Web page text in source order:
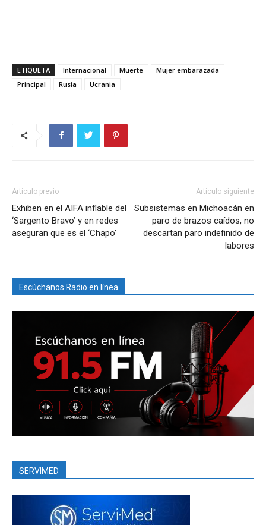
ETIQUETA Internacional Muerte
Mujer embarazada
Principal
Rusia Ucrania
Artículo previo
Exhiben en el AIFA inflable del
‘Sargento Bravo’ y en redes
aseguran que es el ‘Chapo’
Artículo siguiente
Subsistemas en Michoacán en
paro de brazos caídos, no
descartan paro indefinido de
labores
Escúchanos Radio en línea
SERVIMED